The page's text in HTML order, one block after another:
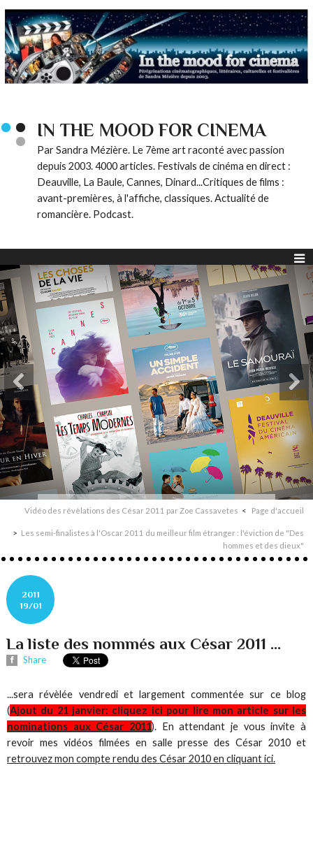
IN THE MOOD FOR CINEMA
Par Sandra Mézière. Le 7ème art raconté avec passion
depuis 2003. 4000 articles. Festivals de cinéma en direct :
Deauville, La Baule, Cannes, Dinard...Critiques de films :
avant-premières, à l'affiche, classiques. Actualité de
romancière. Podcast.
Vidéo des révèlations des César 2011 par Zoe Cassavetes Page d'accueil
Les semi-finalistes à l'Oscar 2011 du meilleur film étranger : l'éviction de "Des
hommes et des dieux"
2011
19/01
La liste des nommés aux César 2011 ...
Share
...sera révèlée vendredi et largement commentée sur ce blog
(Ajout du 21 janvier: cliquez ici pour lire mon article sur les
nominations aux César 2011). En attendant je vous invite à
revoir mes vidéos filmées en salle presse des César 2010 et
retrouvez mon compte rendu des César 2010 en cliquant ici.